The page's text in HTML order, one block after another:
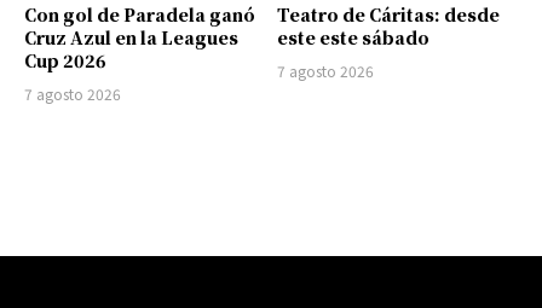
Con gol de Paradela ganó
Cruz Azul en la Leagues
Cup 2026
7 agosto 2026
Teatro de Cáritas: desde
este este sábado
7 agosto 2026